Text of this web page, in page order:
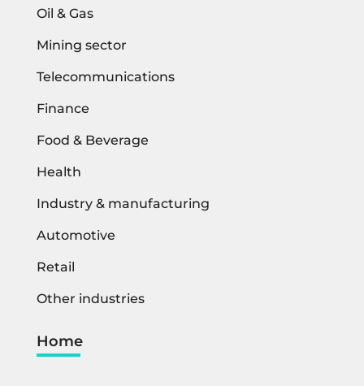
Oil & Gas
Mining sector
Telecommunications
Finance
Food & Beverage
Health
Industry & manufacturing
Automotive
Retail
Other industries
Home